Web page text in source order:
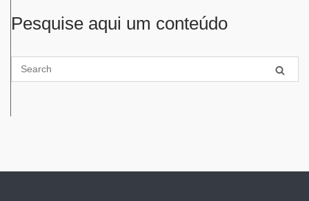
Pesquise aqui um conteúdo